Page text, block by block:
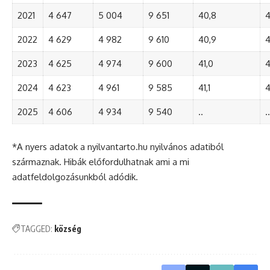
2021 4 647 5 004 9 651 40,8
2022 4 629 4 982 9 610 40,9
2023 4 625 4 974 9 600 41,0
2024 4 623 4 961 9 585 41,1
2025 4 606 4 934 9 540 .. ..
*A nyers adatok a nyilvantarto.hu nyilvános adatiból
származnak. Hibák előfordulhatnak ami a mi
adatfeldolgozásunkból adódik.
TAGGED: község